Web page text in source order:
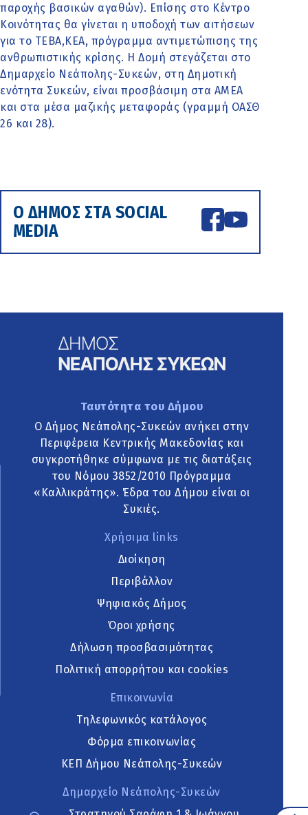
παροχής βασικών αγαθών). Επίσης στο Κέντρο
Κοινότητας θα γίνεται η υποδοχή των αιτήσεων
για το ΤΕΒΑ,ΚΕΑ, πρόγραμμα αντιμετώπισης της
ανθρωπιστικής κρίσης. Η Δομή στεγάζεται στο
Δημαρχείο Νεάπολης-Συκεών, στη Δημοτική
ενότητα Συκεών, είναι προσβάσιμη στα ΑΜΕΑ
και στα μέσα μαζικής μεταφοράς (γραμμή ΟΑΣΘ
26 και 28).
Ο ΔΗΜΟΣ ΣΤΑ SOCIAL
MEDIA
Ταυτότητα του Δήμου
Ο Δήμος Νεάπολης-Συκεών ανήκει στην
Περιφέρεια Κεντρικής Μακεδονίας και
συγκροτήθηκε σύμφωνα με τις διατάξεις
του Νόμου 3852/2010 Πρόγραμμα
«Καλλικράτης». Έδρα του Δήμου είναι οι
Συκιές.
Χρήσιμα links
Διοίκηση
Περιβάλλον
Ψηφιακός Δήμος
Όροι χρήσης
Δήλωση προσβασιμότητας
Πολιτική απορρήτου και cookies
Επικοινωνία
Τηλεφωνικός κατάλογος
Φόρμα επικοινωνίας
ΚΕΠ Δήμου Νεάπολης-Συκεών
Δημαρχείο Νεάπολης-Συκεών